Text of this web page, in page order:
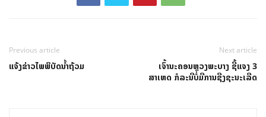
Previous article
ແຈ້ງຂ່າວໄພພິບັດນໍ້າຖ້ວມ
Next article
ເຈົ້ານະຄອນຫຼວງພະບາງ ຊີ້ແຈງ 3
ສາເຫດ ກໍລະນີບໍ່ມີການຊີງຊະນະເລີດ